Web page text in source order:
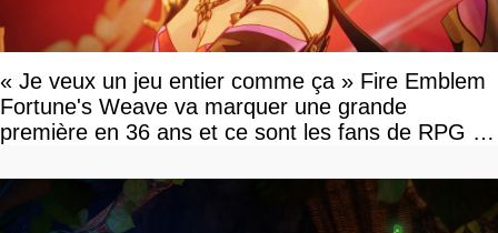
« Je veux un jeu entier comme ça » Fire Emblem
Fortune's Weave va marquer une grande
première en 36 ans et ce sont les fans de RPG en